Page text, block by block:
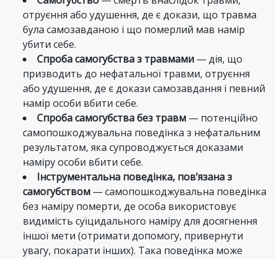
отруєння або удушення, де є докази, що травма
була самозавданою і що померлий мав намір
убити себе.
Спроба самогубства з травмами — дія, що
призводить до нефатальної травми, отруєння
або удушення, де є докази самозавдання і певний
намір особи вбити себе.
Спроба самогубства без травм — потенційно
самопошкоджувальна поведінка з нефатальним
результатом, яка супроводжується доказами
наміру особи вбити себе.
Інструментальна поведінка, пов’язана з
самогубством — самопошкоджувальна поведінка
без наміру померти, де особа використовує
видимість суїцидального наміру для досягнення
іншої мети (отримати допомогу, привернути
увагу, покарати інших). Така поведінка може